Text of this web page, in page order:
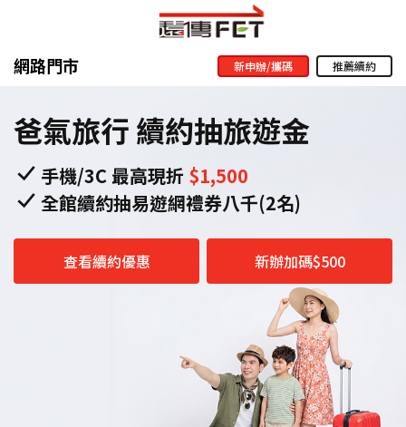
網路門市 新申辦/攜碼 推薦續約
爸氣旅行 續約抽旅遊金
手機/3C 最高現折 $1,500
全館續約抽易遊網禮券八千(2名)
查看續約優惠 新辦加碼$500